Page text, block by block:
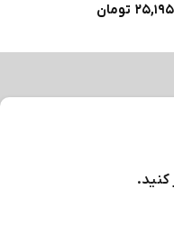
۴
تومان
کنید.